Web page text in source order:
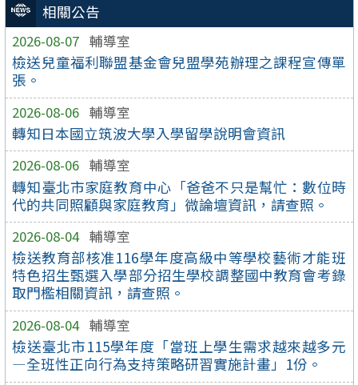
相關公告
2026-08-07 輔導室
檢送兒童福利聯盟基金會兒盟學苑辦理之課程宣傳單
張。
2026-08-06 輔導室
轉知日本國立筑波大學入學留學說明會資訊
2026-08-06 輔導室
轉知臺北市家庭教育中心「爸爸不只是幫忙：數位時
代的共同照顧與家庭教育」微論壇資訊，請查照。
2026-08-04 輔導室
檢送教育部核准116學年度高級中等學校藝術才能班
特色招生甄選入學部分招生學校調整國中教育會考錄
取門檻相關資訊，請查照。
2026-08-04 輔導室
檢送臺北市115學年度「當班上學生需求越來越多元
—全班性正向行為支持策略研習實施計畫」1份。